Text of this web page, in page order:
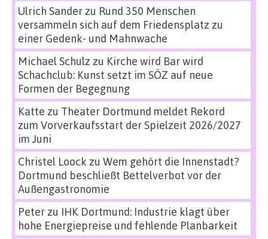
Ulrich Sanderzu Rund 350 Menschen
versammeln sich auf dem Friedensplatz zu
einer Gedenk- und Mahnwache
Michael Schulz zu Kirche wird Bar wird
Schachclub: Kunst setzt im SÖZ auf neue
Formen der Begegnung
Katte zu Theater Dortmund meldet Rekord
zum Vorverkaufsstart der Spielzeit 2026/2027
im Juni
Christel Loock zu Wem gehört die Innenstadt?
Dortmund beschließt Bettelverbot vor der
Außengastronomie
Peterzu IHK Dortmund: Industrie klagt über
hohe Energiepreise und fehlende Planbarkeit